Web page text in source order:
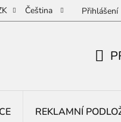
Čeština Přihlášení
REKLAMNÍ